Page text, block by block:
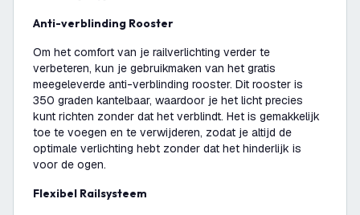
Anti-verblinding Rooster
Om het comfort van je railverlichting verder te
verbeteren, kun je gebruikmaken van het gratis
meegeleverde anti-verblinding rooster. Dit rooster is
350 graden kantelbaar, waardoor je het licht precies
kunt richten zonder dat het verblindt. Het is gemakkelijk
toe te voegen en te verwijderen, zodat je altijd de
optimale verlichting hebt zonder dat het hinderlijk is
voor de ogen.
Flexibel Railsysteem